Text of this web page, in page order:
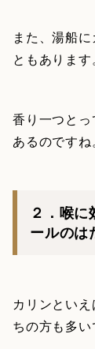
また、湯船
ともあります
香り一つと
あるのですね
２．喉
ールのは
カリンとい
ちの方も多い